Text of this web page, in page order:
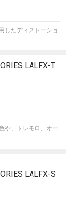
したディストーショ
LALFX-T
や、トレモロ、オー
LALFX-S